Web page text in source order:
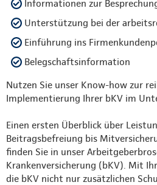
Informationen zur
Unterstützung bei der
Einführung ins
Belegschaftsinformation
Nutzen Sie unser Know-how zur
Implementierung Ihrer bKV im
Einen ersten Überblick über
Beitragsbefreiung bis
finden Sie in unser
Krankenversicherung (bKV). Mit
die bKV nicht nur zusätzlichen